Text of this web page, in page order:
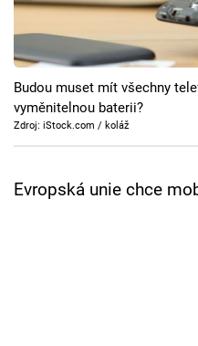
Cool Esport
Pořady
TV Program
Sledujte prima+
Budou muset mít všechny
vyměnitelnou baterii?
Zdroj: iStock.com / koláž
Evropská unie chce